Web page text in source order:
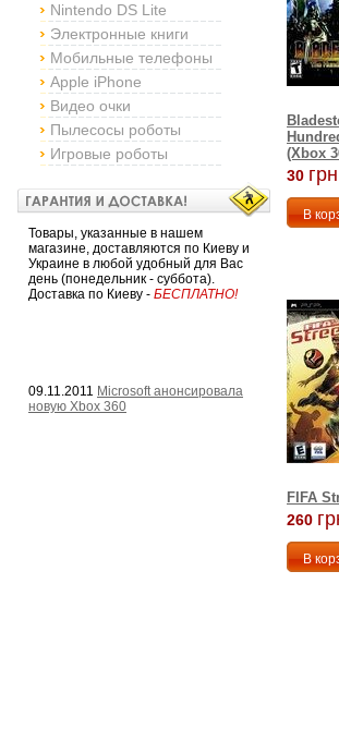
Nintendo DS Lite
Электронные книги
Мобильные телефоны
Apple iPhone
Видео очки
Пылесосы роботы
Игровые роботы
Товары, указанные в нашем
магазине, доставляются по Киеву и
Украине в любой удобный для Вас
день (понедельник - суббота).
Доставка по Киеву - БЕСПЛАТНО!
09.11.2011 Microsoft анонсировала
новую Xbox 360
(Xbox
30 грн
FIFA
260